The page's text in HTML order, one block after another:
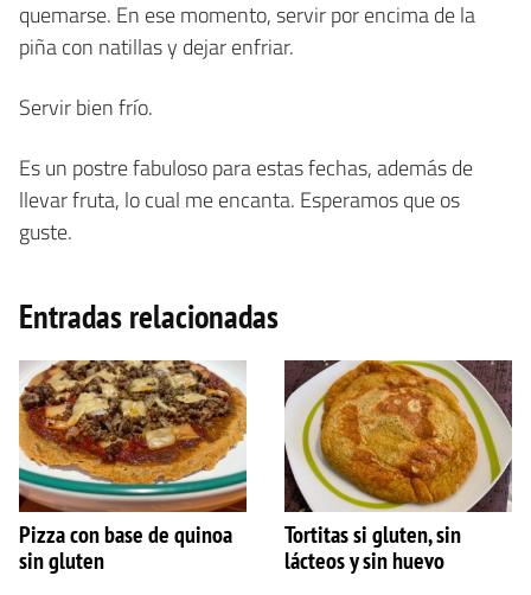
quemarse. En ese momento, servir por encima de la
piña con natillas y dejar enfriar.
Servir bien frío.
Es un postre fabuloso para estas fechas, además de
llevar fruta, lo cual me encanta. Esperamos que os
guste.
Entradas relacionadas
Pizza con base de quinoa
sin gluten
Tortitas si gluten, sin
lácteos y sin huevo